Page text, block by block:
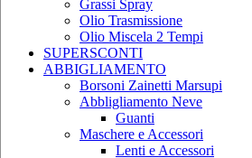
Grassi Spray
Olio Trasmissione
Olio Miscela 2 Tempi
SUPERSCONTI
ABBIGLIAMENTO
Borsoni Zainetti Marsupi
Abbligliamento Neve
Guanti
Maschere e Accessori
Lenti e Accessori